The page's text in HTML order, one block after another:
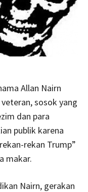
Allan Nairn
sosok yang
dan para
publik karena
rekan Trump”
makar.
Nairn, gerakan